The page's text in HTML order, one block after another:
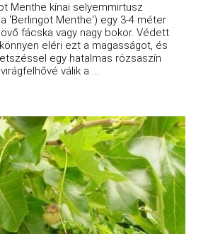
Menthe kínai selyemmirtusz
'Berlingot Menthe') egy 3-4 méter
fácska vagy nagy bokor. Védett
eléri ezt a magasságot, és
egy hatalmas rózsaszín
virágfelhővé válik a ...